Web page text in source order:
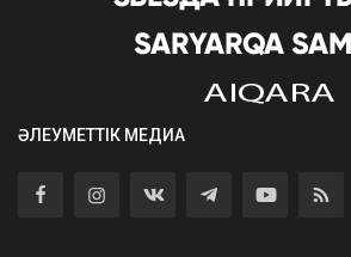
ӘЛЕУМЕТТІК МЕДИА